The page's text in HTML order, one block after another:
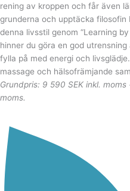
rening av kroppen och får även
grunderna och upptäcka filosofin
denna livsstil genom “Learning
hinner du göra en god
fylla på med energi och
massage och hälsofrämjande
Grundpris: 9 590 SEK inkl.
moms.